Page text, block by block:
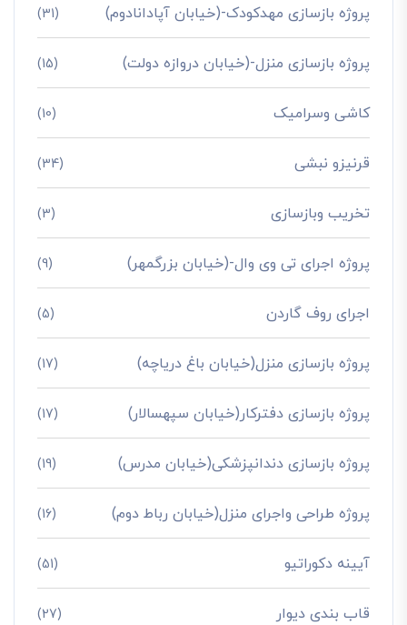
پروژه بازسازی مهدکودک-(خیابان آپادانادوم) (31)
پروژه بازسازی منزل-(خیابان دروازه دولت) (15)
کاشی وسرامیک (10)
قرنیزو نبشی (34)
تخریب وبازسازی (3)
پروژه اجرای تی وی وال-(خیابان بزرگمهر) (9)
اجرای روف گاردن (5)
پروژه بازسازی منزل(خیابان باغ دریاچه) (17)
پروژه بازسازی دفترکار(خیابان سپهسالار) (17)
پروژه بازسازی دندانپزشکی(خیابان مدرس) (19)
پروژه طراحی واجرای منزل(خیابان رباط دوم) (16)
آیینه دکوراتیو (51)
قاب بندی دیوار (27)